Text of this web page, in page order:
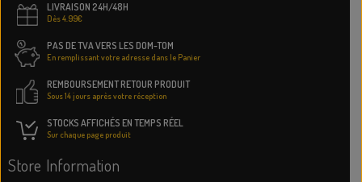
LIVRAISON 24H/48H
Dès 4.99€
PAS DE TVA VERS LES DOM-TOM
En remplissant votre adresse dans le Panier
REMBOURSEMENT RETOUR PRODUIT
Sous 14 jours après votre réception
STOCKS AFFICHÉS EN TEMPS RÉEL
Sur chaque page produit
Store Information